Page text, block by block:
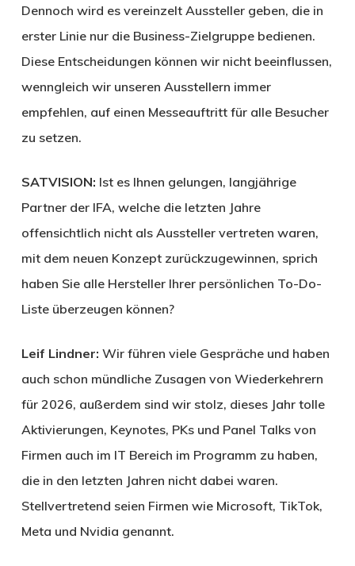
Dennoch wird es vereinzelt Aussteller geben, die in
erster Linie nur die Business-Zielgruppe bedienen.
Diese Entscheidungen können wir nicht beeinflussen,
wenngleich wir unseren Ausstellern immer
empfehlen, auf einen Messeauftritt für alle Besucher
zu setzen.
SATVISION: Ist es Ihnen gelungen, langjährige
Partner der IFA, welche die letzten Jahre
offensichtlich nicht als Aussteller vertreten waren,
mit dem neuen Konzept zurückzugewinnen, sprich
haben Sie alle Hersteller Ihrer persönlichen To-Do-
Liste überzeugen können?
Leif Lindner: Wir führen viele Gespräche und haben
auch schon mündliche Zusagen von Wiederkehrern
für 2026, außerdem sind wir stolz, dieses Jahr tolle
Aktivierungen, Keynotes, PKs und Panel Talks von
Firmen auch im IT Bereich im Programm zu haben,
die in den letzten Jahren nicht dabei waren.
Stellvertretend seien Firmen wie Microsoft, TikTok,
Meta und Nvidia genannt.